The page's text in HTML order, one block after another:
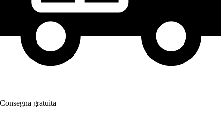
Consegna gratuita